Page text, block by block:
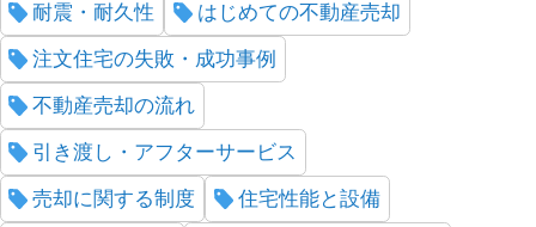
耐震・耐久性 はじめての不動産売却
注文住宅の失敗・成功事例
不動産売却の流れ
引き渡し・アフターサービス
売却に関する制度 住宅性能と設備